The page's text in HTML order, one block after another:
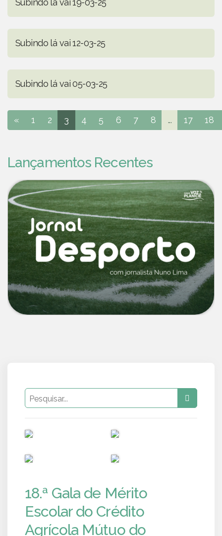
Subindo lá vai 19-03-25
Subindo lá vai 12-03-25
Subindo lá vai 05-03-25
« 1 2 3 4 5 6 7 8 ... 17 18
Lançamentos Recentes
18.ª Gala de Mérito
Escolar do Crédito
Agrícola Mútuo do